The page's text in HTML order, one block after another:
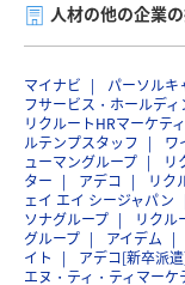
人材の他の企業
マイナビ パーソルキ
フサービス・ホールディ
リクルートHRマーケテ
ルテンプスタッフ
ワ
ューマングループ
リ
ター
アデコ リク
ェイ エイ シージャパン
ソナグループ
リクル
グループ
アイデム
イト
アデコ[新卒派
エヌ・ティ・ティマー